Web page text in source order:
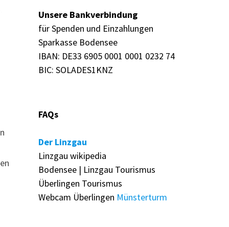
Unsere Bankverbindung
für Spenden und Einzahlungen
Sparkasse Bodensee
IBAN: DE33 6905 0001 0001 0232 74
BIC: SOLADES1KNZ
FAQs
Der Linzgau
Linzgau wikipedia
Bodensee | Linzgau Tourismus
Überlingen Tourismus
Webcam Überlingen Münsterturm